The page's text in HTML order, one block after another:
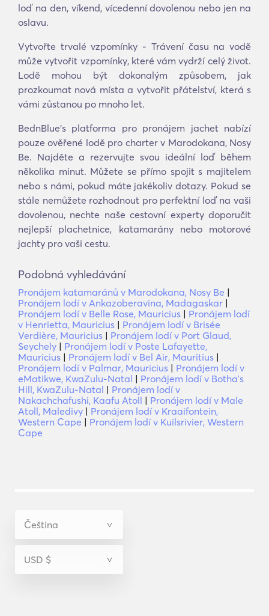
loď na den, víkend, vícedenní dovolenou nebo jen na
oslavu.
Vytvořte trvalé vzpomínky - Trávení času na vodě
může vytvořit vzpomínky, které vám vydrží celý život.
Lodě mohou být dokonalým způsobem, jak
prozkoumat nová místa a vytvořit přátelství, která s
vámi zůstanou po mnoho let.
BednBlue's platforma pro pronájem jachet nabízí
pouze ověřené lodě pro charter v Marodokana, Nosy
Be. Najděte a rezervujte svou ideální loď během
několika minut. Můžete se přímo spojit s majitelem
nebo s námi, pokud máte jakékoliv dotazy. Pokud se
stále nemůžete rozhodnout pro perfektní loď na vaši
dovolenou, nechte naše cestovní experty doporučit
nejlepší plachetnice, katamarány nebo motorové
jachty pro vaši cestu.
Podobná vyhledávání
Pronájem katamaránů v Marodokana, Nosy Be |
Pronájem lodí v Ankazoberavina, Madagaskar |
Pronájem lodí v Belle Rose, Mauricius | Pronájem lodí
v Henrietta, Mauricius | Pronájem lodí v Brisée
Verdière, Mauricius | Pronájem lodí v Port Glaud,
Seychely | Pronájem lodí v Poste Lafayette,
Mauricius | Pronájem lodí v Bel Air, Mauritius |
Pronájem lodí v Palmar, Mauricius | Pronájem lodí v
eMatikwe, KwaZulu-Natal | Pronájem lodí v Bothaʼs
Hill, KwaZulu-Natal | Pronájem lodí v
Nakachchafushi, Kaafu Atoll | Pronájem lodí v Male
Atoll, Maledivy | Pronájem lodí v Kraaifontein,
Western Cape | Pronájem lodí v Kuilsrivier, Western
Cape